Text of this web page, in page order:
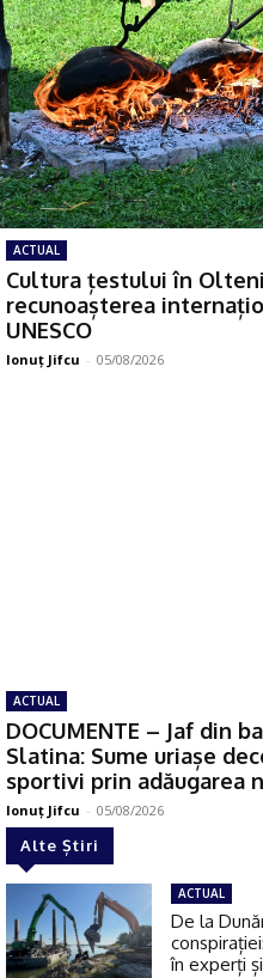
ACTUAL
Cultura țestului în
recunoașterea
UNESCO
Ionuţ Jifcu - 05/08/2026
ACTUAL
DOCUMENTE – Jaf din
Slatina: Sume uriașe
sportivi prin adăugarea
Ionuţ Jifcu - 05/08/2026
Alte Știri
ACTUAL
De la
în experți